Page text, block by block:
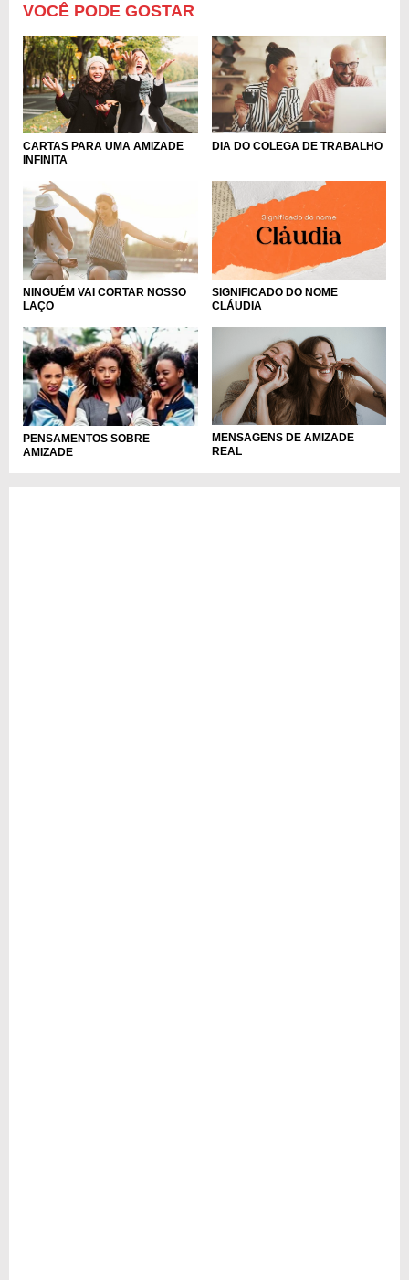
VOCÊ PODE GOSTAR
CARTAS PARA UMA AMIZADE
INFINITA
DIA DO COLEGA DE TRABALHO
NINGUÉM VAI CORTAR NOSSO
LAÇO
SIGNIFICADO DO NOME
CLÁUDIA
PENSAMENTOS SOBRE
AMIZADE
MENSAGENS DE AMIZADE
REAL